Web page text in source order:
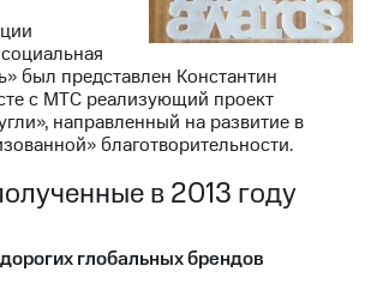
был представлен Константин
с МТС реализующий проект
направленный на развитие в
благотворительности.
в 2013 году
глобальных брендов